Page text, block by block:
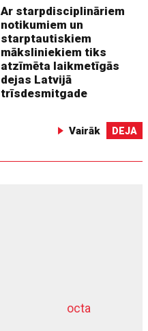
Ar starpdisciplināriem
notikumiem un
starptautiskiem
māksliniekiem tiks
atzīmēta laikmetīgās
dejas Latvijā
trīsdesmitgade
Vairāk DEJA
octa
dziļurbums